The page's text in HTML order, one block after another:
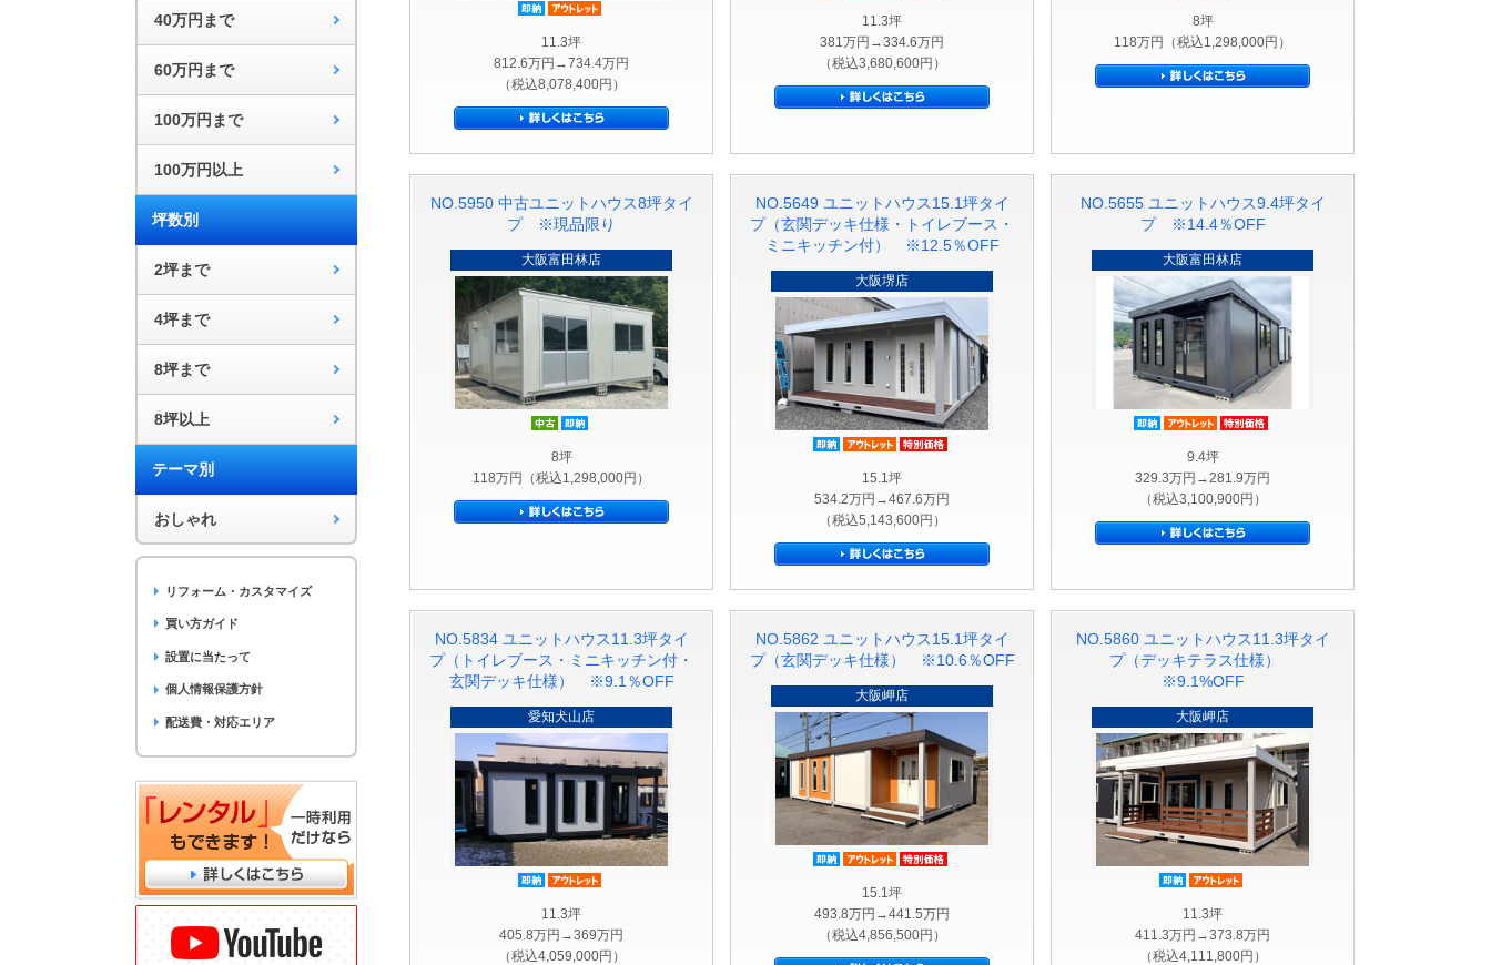
40万円まで
60万円まで
100万円まで
100万円以上
坪数別
2坪まで
4坪まで
8坪まで
8坪以上
テーマ別
おしゃれ
リフォーム・カスタマイズ
買い方ガイド
設置に当たって
個人情報保護方針
配送費・対応エリア
即納品
11.3坪
812.6万円→734.4万円
（税込8,078,400円）
11.3坪
381万円→334.6万円
（税込3,680,600円）
8坪
118万円（税込1,298,000円）
NO.5950 中古ユニットハウス8坪タイ
プ ※現品限り
大阪富田林店
中古
8坪
118万円（税込1,298,000円）
NO.5649 ユニットハウス15.1坪タイ
プ（玄関デッキ仕様・トイレブース・
ミニキッチン付） ※12.5％OFF
大阪堺店
即納品 アウトレット品
15.1坪
534.2万円→467.6万円
（税込5,143,600円）
NO.5655 ユニットハウス9.4坪タイ
プ ※14.4％OFF
大阪富田林店
即納品 アウトレット品
9.4坪
329.3万円→281.9万円
（税込3,100,900円）
NO.5834 ユニットハウス11.3坪タイ
プ（トイレブース・ミニキッチン付・
玄関デッキ仕様） ※9.1％OFF
愛知犬山店
即納品
11.3坪
405.8万円→369万円
（税込4,059,000円）
NO.5862 ユニットハウス15.1坪タイ
プ（玄関デッキ仕様） ※10.6％OFF
大阪岬店
即納品 アウトレット品
15.1坪
493.8万円→441.5万円
（税込4,856,500円）
NO.5860 ユニットハウス11.3坪タイ
プ（デッキテラス仕様）
※9.1%OFF
大阪岬店
即納品
11.3坪
411.3万円→373.8万円
（税込4,111,800円）